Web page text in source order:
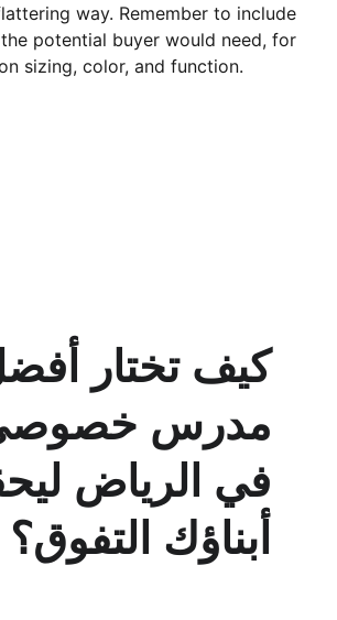
way. Remember to include
potential buyer would need, for
sizing, color, and function.
كيف تختار
مدرس
في الرياض
أبناؤك التفوق؟